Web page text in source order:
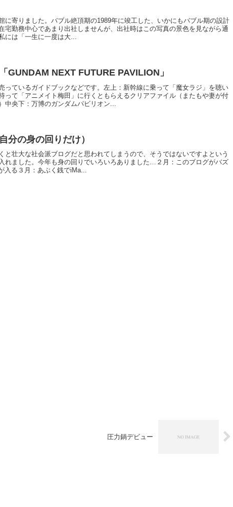
に寄りました。バブル絶頂期の1989年に竣工した、いかにもバブル期の設計
宅勤務中心であまり出社しませんが、出社時はこの写真の景色を見ながら通
には「一生に一度は大...
GUNDAM NEXT FUTURE PAVILION」
っているガイドブックなどです。左上：新幹線に乗って「魔女ラジ」を聴い
って「アニメイト梅田」に行くともらえるクリアファイル（またもや妻が付
中央下：万博のガンダムパビリオン...
分の身の回りだけ）
と壮大な社会派ブログだと思われてしまうので、そうではないですよという
れました。今年も身の回りでいろいろありました…２月：このブログがバズ
入る３月：あぶく銭でiMa...
圧力鍋デビュー